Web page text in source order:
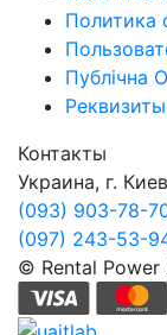
Политика
Публічна
Контакты
Украина, г.
(093) 903-78-
(097) 243-53-
© Rental